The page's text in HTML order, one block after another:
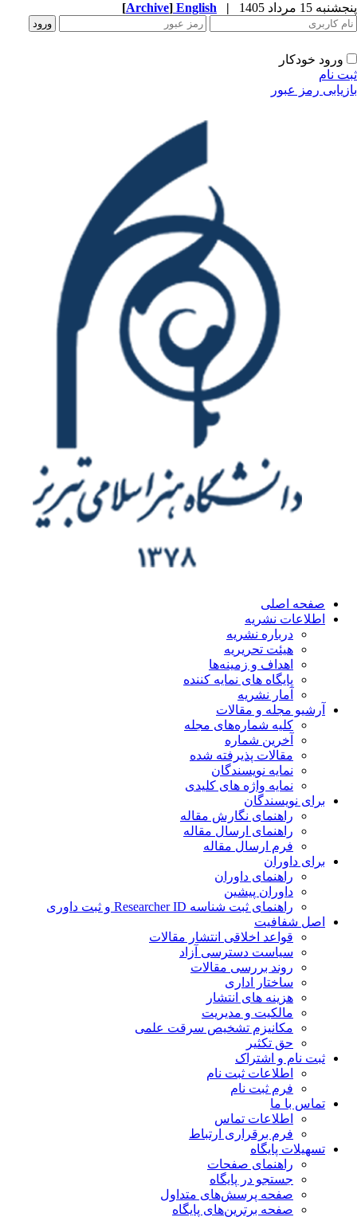
|
English
[ Archive
عبور
اصلی
نشریه
درباره نشریه
هیئت تحریریه
اهداف و زمینه‌ها
پایگاه های نمایه کننده
آمار نشریه
مجله و مقالات
کلیه شماره‌های مجله
آخرین شماره
مقالات پذیرفته شده
نمایه نویسندگان
نمایه واژه های کلیدی
نویسندگان
راهنمای نگارش مقاله
راهنمای ارسال مقاله
فرم ارسال مقاله
داوران
راهنمای داوران
داوران پیشین
راهنمای ثبت شناسه Researcher ID و ثبت داوری
شفافیت
قواعد اخلاقی انتشار مقالات
سیاست دسترسی آزاد
روند بررسی مقالات
ساختار اداری
هزینه های انتشار
مالکیت و مدیریت
ﻣﮑﺎﻧﯿﺰم ﺗﺸﺨﯿﺺ ﺳﺮﻗﺖ ﻋﻠﻤﯽ
حق تکثیر
نام و اشتراک
اطلاعات ثبت نام
فرم ثبت نام
با ما
اطلاعات تماس
فرم برقراری ارتباط
پایگاه
راهنمای صفحات
جستجو در پایگاه
صفحه پرسش‌های متداول
صفحه برترین‌های پایگاه